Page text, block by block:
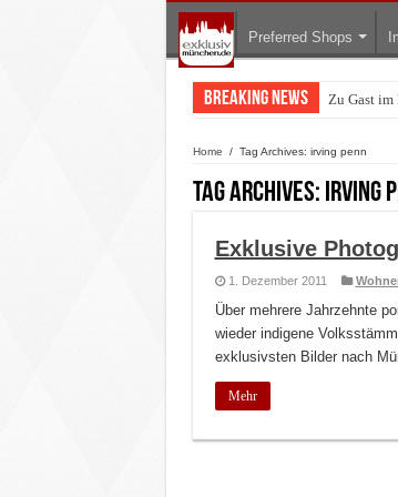
Preferred Shops
Breaking News Zu Gast im
Warum
Home / Tag Archives: irving penn
Tag Archives: irving
Exklusive
1. Dezember 2011
Über mehrere Jahrzehnte
wieder indigene
exklusivsten Bilder nach
Mehr